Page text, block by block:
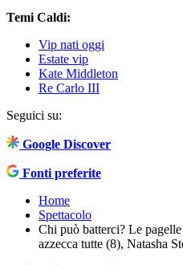
Temi Caldi:
Vip nati oggi
Estate vip
Kate Middleton
Re Carlo III
Seguici su:
Google Discover
Fonti preferite
Home
Spettacolo
Chi può batterci? Le
azzecca tutte (8), Natasha